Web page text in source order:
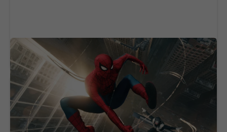
Stačilo mu len 6 dní. Nový Spider-Man trhá
rekordy, v ceste mu stojí už len jeden film